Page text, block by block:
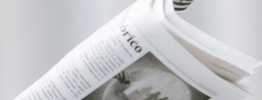
PERSONAL LABORAL
COMLL
SALUD Y APOYO AL
AGENCIA DE
VIDA
PROFESIONAL
OFERTAS Y
TRANSPARENCIA
TRÁMITES CONSULTA
MÉDICA